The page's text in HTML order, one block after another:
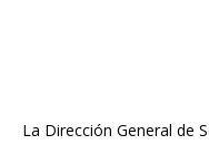
La Dirección General de